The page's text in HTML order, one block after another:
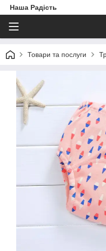
Наша Радість
Товари та послуги